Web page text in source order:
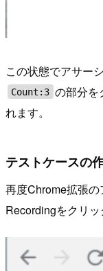
この状態でアサー
Count:3 の部分を
れます。
テストケースの
再度Chrome拡張
Recordingをクリッ